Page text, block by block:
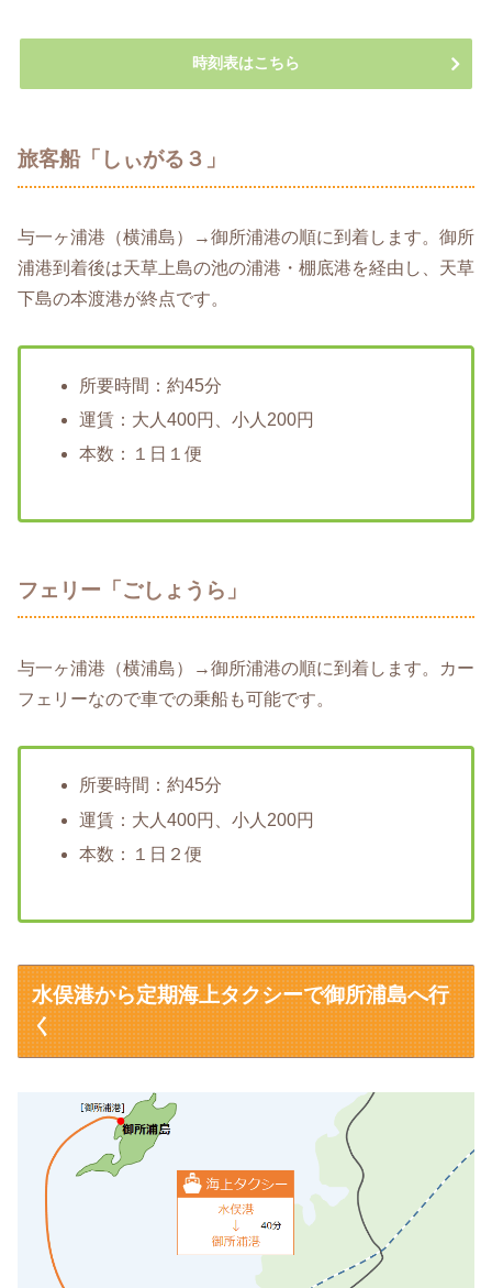
時刻表はこちら
旅客船「しぃがる３」
与一ヶ浦港（横浦島）→御所浦港の順に到着します。御所
浦港到着後は天草上島の池の浦港・棚底港を経由し、天草
下島の本渡港が終点です。
所要時間：約45分
運賃：大人400円、小人200円
本数：１日１便
フェリー「ごしょうら」
与一ヶ浦港（横浦島）→御所浦港の順に到着します。カー
フェリーなので車での乗船も可能です。
所要時間：約45分
運賃：大人400円、小人200円
本数：１日２便
水俣港から定期海上タクシーで御所浦島へ行
く